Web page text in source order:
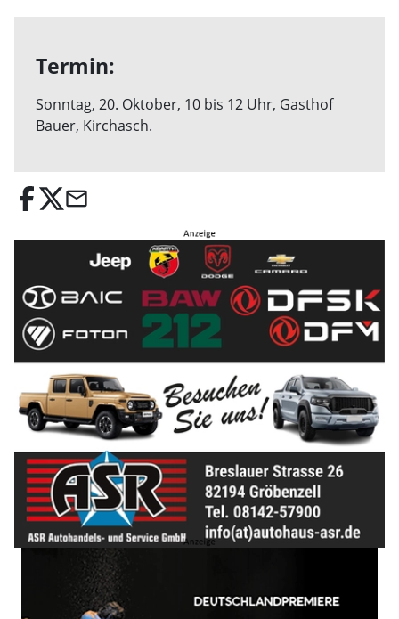
Termin:
Sonntag, 20. Oktober, 10 bis 12 Uhr, Gasthof
Bauer, Kirchasch.
email